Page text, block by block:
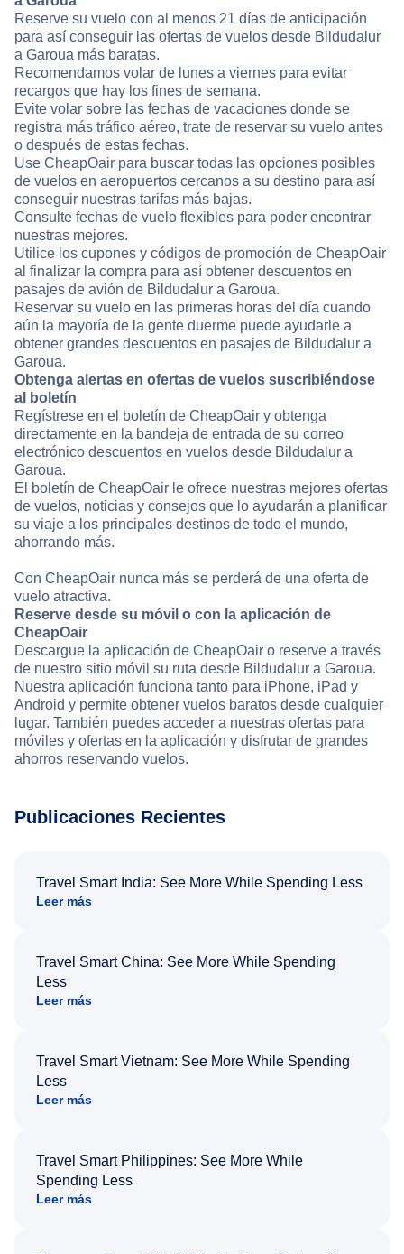
Reserve su vuelo con al menos 21 días de anticipación
para así conseguir las ofertas de vuelos desde Bildudalur
a Garoua más baratas.
Recomendamos volar de lunes a viernes para evitar
recargos que hay los fines de semana.
Evite volar sobre las fechas de vacaciones donde se
registra más tráfico aéreo, trate de reservar su vuelo antes
o después de estas fechas.
Use CheapOair para buscar todas las opciones posibles
de vuelos en aeropuertos cercanos a su destino para así
conseguir nuestras tarifas más bajas.
Consulte fechas de vuelo flexibles para poder encontrar
nuestras mejores.
Utilice los cupones y códigos de promoción de CheapOair
al finalizar la compra para así obtener descuentos en
pasajes de avión de Bildudalur a Garoua.
Reservar su vuelo en las primeras horas del día cuando
aún la mayoría de la gente duerme puede ayudarle a
obtener grandes descuentos en pasajes de Bildudalur a
Garoua.
Obtenga alertas en ofertas de vuelos suscribiéndose
al boletín
Regístrese en el boletín de CheapOair y obtenga
directamente en la bandeja de entrada de su correo
electrónico descuentos en vuelos desde Bildudalur a
Garoua.
El boletín de CheapOair le ofrece nuestras mejores ofertas
de vuelos, noticias y consejos que lo ayudarán a planificar
su viaje a los principales destinos de todo el mundo,
ahorrando más.
Con CheapOair nunca más se perderá de una oferta de
vuelo atractiva.
Reserve desde su móvil o con la aplicación de
CheapOair
Descargue la aplicación de CheapOair o reserve a través
de nuestro sitio móvil su ruta desde Bildudalur a Garoua.
Nuestra aplicación funciona tanto para iPhone, iPad y
Android y permite obtener vuelos baratos desde cualquier
lugar. También puedes acceder a nuestras ofertas para
móviles y ofertas en la aplicación y disfrutar de grandes
ahorros reservando vuelos.
Publicaciones Recientes
Travel Smart India: See More While Spending Less
Leer más
Travel Smart China: See More While Spending
Less
Leer más
Travel Smart Vietnam: See More While Spending
Less
Leer más
Travel Smart Philippines: See More While
Spending Less
Leer más